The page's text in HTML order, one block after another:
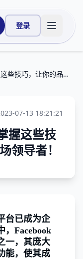
登录 打开主
Facebook营销策略：掌握这些技巧，让你的品牌成为市场领导者！
07-13 18:21:21
握这些技
领导者！
台已成为企
，Facebook
一，其庞大
能，使其成